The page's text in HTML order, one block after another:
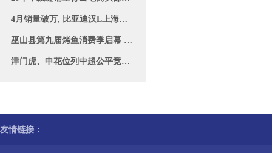
4月销量破万, 比亚迪汉L上海车展实车图曝
巫山县第九届烤鱼消费季启幕 “三峡鱼城
津门虎、申花位列中超公平竞赛俱乐部
友情链接：